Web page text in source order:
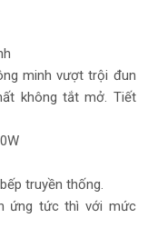
minh vượt trội đun
không tắt mở. Tiết
truyền thống.
ứng tức thì với mức